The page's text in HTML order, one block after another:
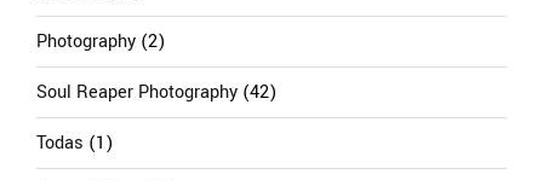
Photography (2)
Soul Reaper Photography (42)
Todas (1)